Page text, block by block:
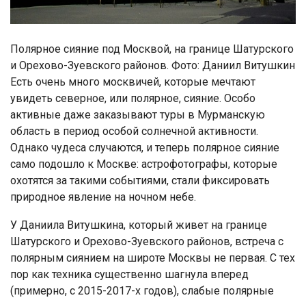
Полярное сияние под Москвой, на границе Шатурского
и Орехово-Зуевского районов. Фото: Даниил Витушкин
Есть очень много москвичей, которые мечтают
увидеть северное, или полярное, сияние. Особо
активные даже заказывают туры в Мурманскую
область в период особой солнечной активности.
Однако чудеса случаются, и теперь полярное сияние
само подошло к Москве: астрофотографы, которые
охотятся за такими событиями, стали фиксировать
природное явление на ночном небе.
У Даниила Витушкина, который живет на границе
Шатурского и Орехово-Зуевского районов, встреча с
полярным сиянием на широте Москвы не первая. С тех
пор как техника существенно шагнула вперед
(примерно, с 2015-2017-х годов), слабые полярные